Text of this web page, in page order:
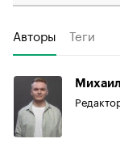
Авторы Теги